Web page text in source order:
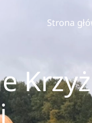
Strona
Krzyż